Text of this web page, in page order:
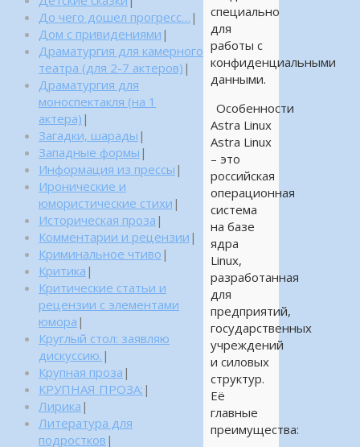
специально
для
работы с
конфиденциальными
данными.
Особенности
Astra Linux
Astra Linux
– это
российская
операционная
система
на базе
ядра
Linux,
разработанная
для
предприятий,
государственных
учреждений
и силовых
структур.
Её
главные
преимущества:
До чего дошел прогресс… |
Дом с привидениями |
Драматургия для камерного
театра (для 2-7 актеров) |
Драматургия для
моноспектакля (на 1
актера) |
Загадки, шарады |
Западные формы |
Информация из прессы |
Иронические и
юмористические стихи |
Историческая проза |
Комментарии и рецензии |
Криминальное чтиво |
Критика |
Критические статьи и
рецензии с элементами
юмора |
Круглый стол: заявляю
дискуссию. |
Крупная проза |
КРУПНАЯ ПРОЗА: |
Лирика |
Литература для
подростков |